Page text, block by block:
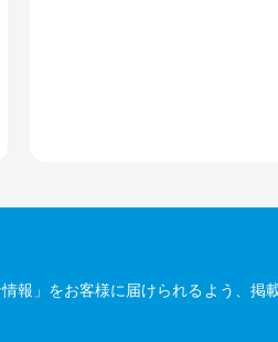
報」をお客様に届けられるよう、掲載